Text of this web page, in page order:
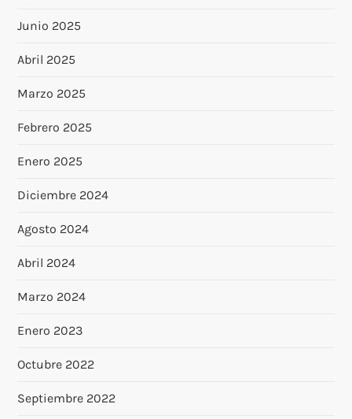
Junio 2025
Abril 2025
Marzo 2025
Febrero 2025
Enero 2025
Diciembre 2024
Agosto 2024
Abril 2024
Marzo 2024
Enero 2023
Octubre 2022
Septiembre 2022